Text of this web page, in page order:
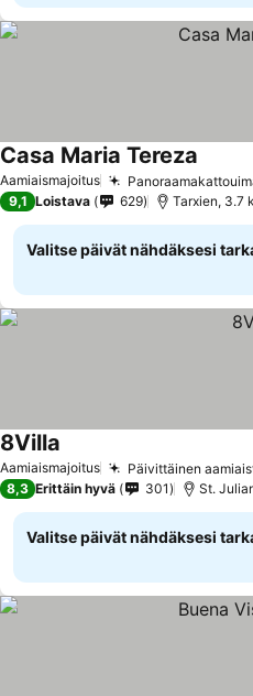
Aamiaismajoitus
Casa Maria Tereza
9,1 Loistava 629 Tarxien, 3.7
Valitse päivät nähdäksesi
Aamiaismajoitus Päivittäinen
8Villa
8,3 Erittäin hyvä 301 St.
Valitse päivät nähdäksesi